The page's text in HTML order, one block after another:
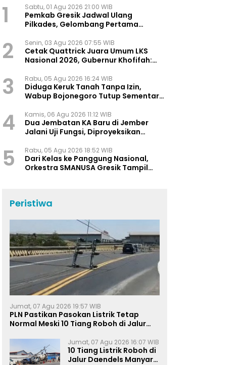
1 Sabtu, 01 Agu 2026 21:00 WIB
Pemkab Gresik Jadwal Ulang
Pilkades, Gelombang Pertama
2 Senin, 03 Agu 2026 07:55 WIB
Cetak Quattrick Juara Umum LKS
Nasional 2026, Gubernur Khofifah:
Indonesia
3 Rabu, 05 Agu 2026 16:24 WIB
Diduga Keruk Tanah Tanpa Izin,
Wabup Bojonegoro Tutup Sementara
4 Kamis, 06 Agu 2026 11:12 WIB
Dua Jembatan KA Baru di Jember
Jalani Uji Fungsi, Diproyeksikan
5 Rabu, 05 Agu 2026 18:52 WIB
Dari Kelas ke Panggung Nasional,
Orkestra SMANUSA Gresik Tampil
Peristiwa
Jumat, 07 Agu 2026 19:57 WIB
PLN Pastikan Pasokan Listrik Tetap
Normal Meski 10 Tiang Roboh di Jalur
Jumat, 07 Agu 2026 16:07 WIB
10 Tiang Listrik Roboh di
Jalur Daendels Manyar